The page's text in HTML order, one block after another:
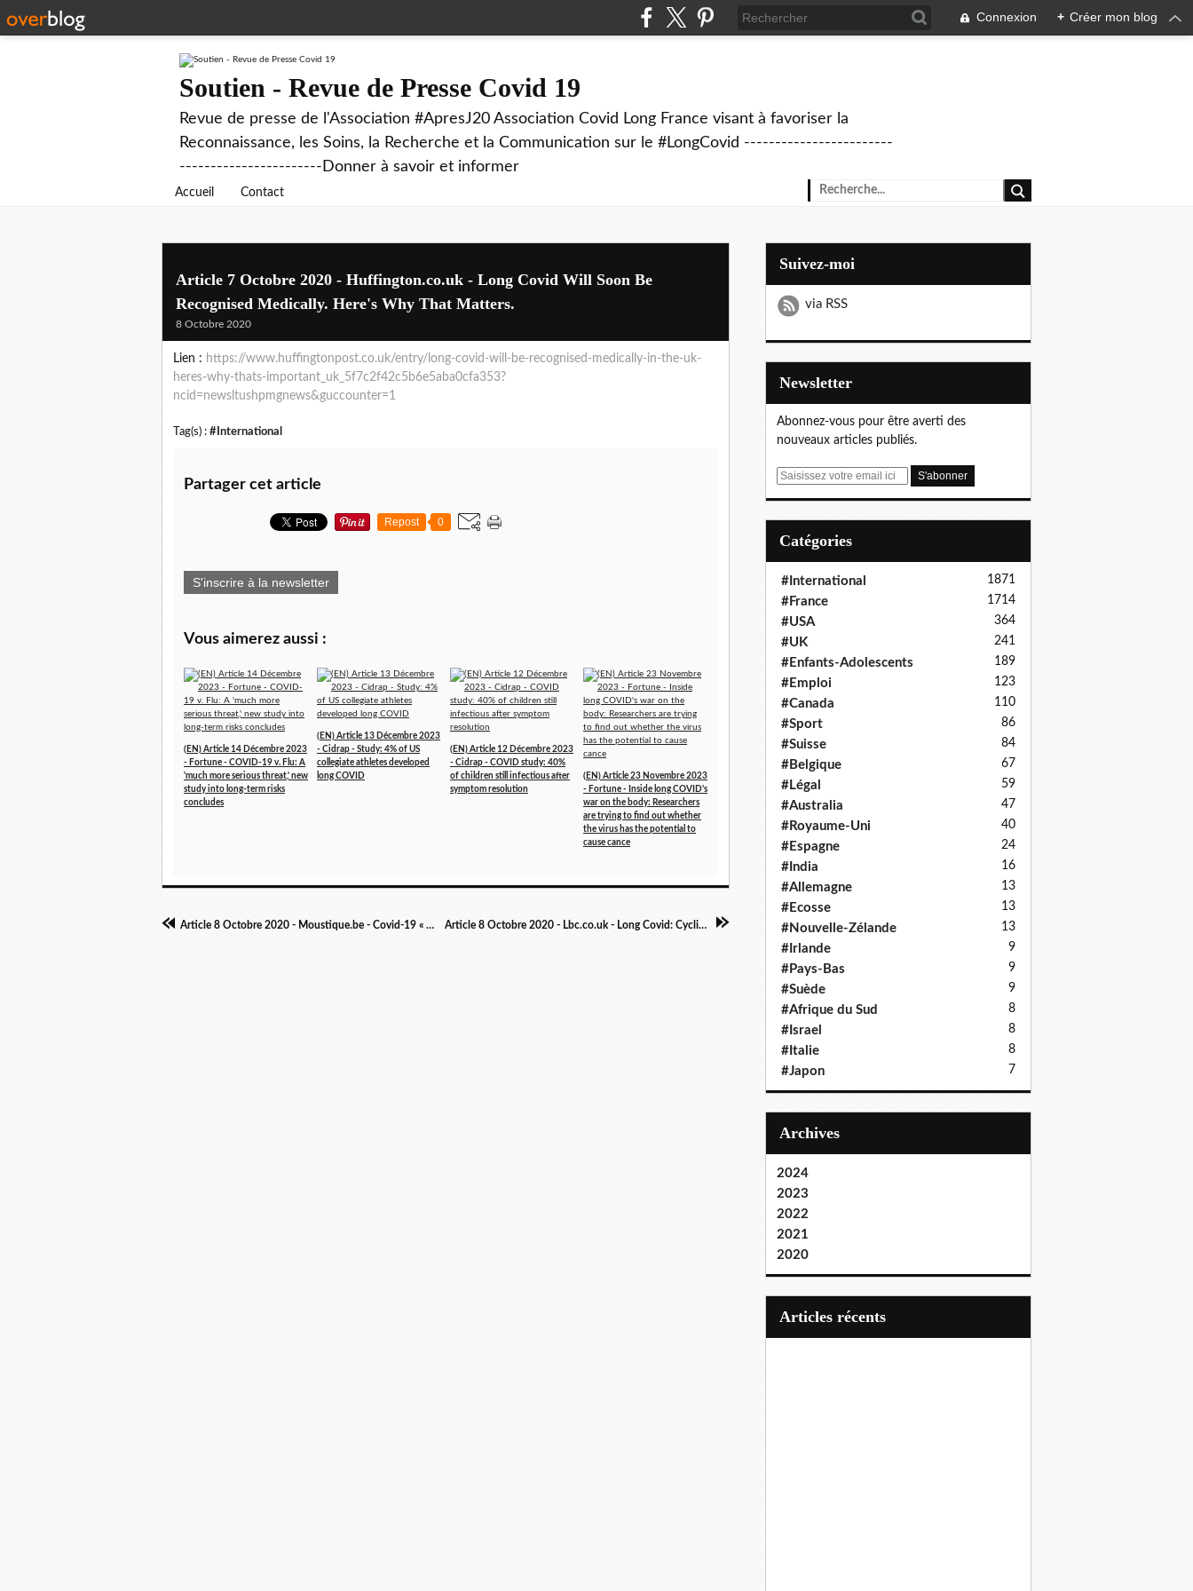
Connexion + Créer mon blog
Soutien - Revue de Presse Covid 19
Revue de presse de l'Association #ApresJ20 Association Covid Long France visant à favoriser la
Reconnaissance, les Soins, la Recherche et la Communication sur le #LongCovid ------------------------
-----------------------Donner à savoir et informer
Accueil Contact
Article 7 Octobre 2020 - Huffington.co.uk - Long Covid Will Soon Be
Recognised Medically. Here's Why That Matters.
8 Octobre 2020
Lien : https://www.huffingtonpost.co.uk/entry/long-covid-will-be-recognised-medically-in-the-uk-
heres-why-thats-important_uk_5f7c2f42c5b6e5aba0cfa353?
ncid=newsltushpmgnews&guccounter=1
Tag(s) : #International
Partager cet article
Repost 0
S'inscrire à la newsletter
Vous aimerez aussi :
(EN) Article 14 Décembre 2023
- Fortune - COVID-19 v. Flu: A
'much more serious threat,' new
study into long-term risks
concludes
(EN) Article 13 Décembre 2023
- Cidrap - Study: 4% of US
collegiate athletes developed
long COVID
(EN) Article 12 Décembre 2023
- Cidrap - COVID study: 40%
of children still infectious after
symptom resolution
(EN) Article 23 Novembre 2023
- Fortune - Inside long COVID's
war on the body: Researchers
are trying to find out whether
the virus has the potential to
cause cance
Article 8 Octobre 2020 - Moustique.be - Covid-19 « Depuis le 25 mars, les symptômes ne sont jamais partis » Article 8 Octobre 2020 - Lbc.co.uk - Long Covid: Cyclist has been wheelchair bound with symptoms for 6 months
Suivez-moi
via RSS
Newsletter
Abonnez-vous pour être averti des
nouveaux articles publiés.
E
Catégories
#International 1871
#France 1714
#USA 364
#UK 241
#Enfants-Adolescents 189
#Emploi 123
#Canada 110
#Sport 86
#Suisse 84
#Belgique 67
#Légal 59
#Australia 47
#Royaume-Uni 40
#Espagne 24
#India 16
#Allemagne 13
#Ecosse 13
#Nouvelle-Zélande 13
#Irlande 9
#Pays-Bas 9
#Suède 9
#Afrique du Sud 8
#Israel 8
#Italie 8
#Japon 7
Archives
2024
2023
2022
2021
2020
articles récents